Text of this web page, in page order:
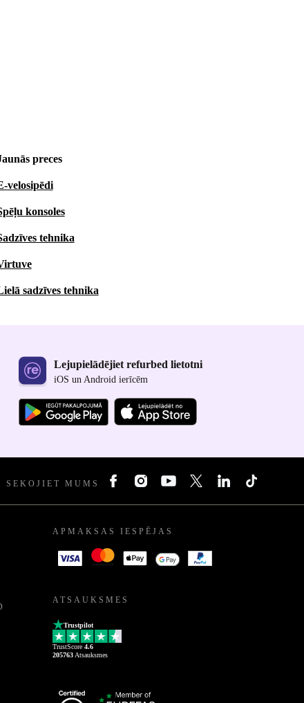
preces
velosipēdi
konsoles
tehnika
sadzīves tehnika
Lejupielādējiet refurbed lietotni
iOS un Android ierīcēm
SEKOJIET MUMS
APMAKSAS IESPĒJAS
ATSAUKSMES
Trustpilot
TrustScore 4.6
205763 Atsauksmes